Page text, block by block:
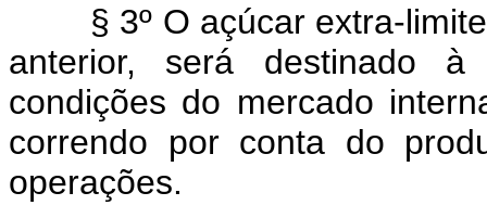
§ 3º O açúcar extra-limite,
anterior, será destinado
condições do mercado
correndo por conta do
operações.